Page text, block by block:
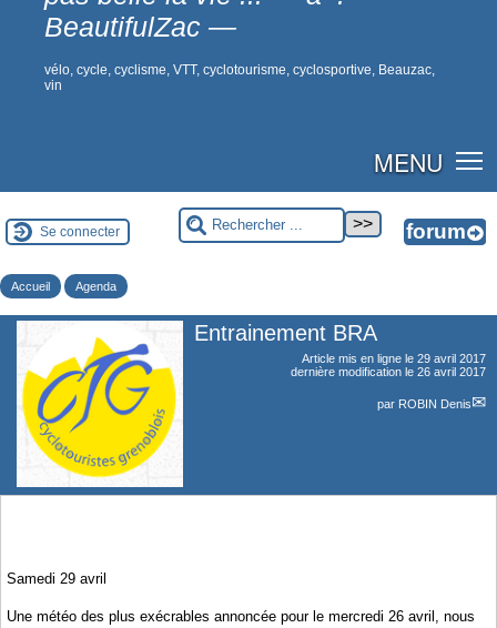
BeautifulZac —
vélo, cycle, cyclisme, VTT, cyclotourisme, cyclosportive, Beauzac,
vin
MENU
Se connecter
Accueil Agenda
Entrainement BRA
Article mis en ligne le 29 avril 2017
dernière modification le 26 avril 2017
par ROBIN Denis
Samedi 29 avril
Une météo des plus exécrables annoncée pour le mercredi 26 avril, nous